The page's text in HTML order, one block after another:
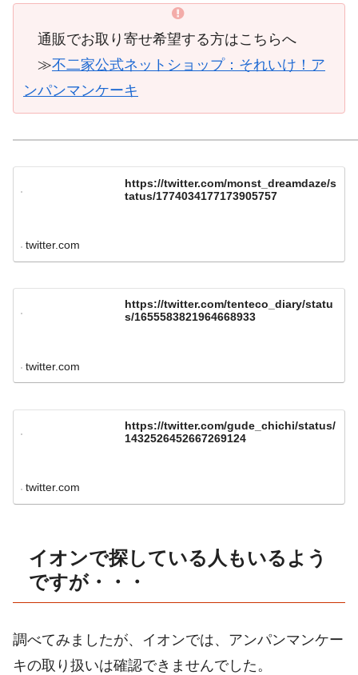
通販でお取り寄せ希望する方はこちらへ
≫不二家公式ネットショップ：それいけ！ア
ンパンマンケーキ
https://twitter.com/monst_dreamdaze/s
tatus/1774034177173905757
twitter.com
https://twitter.com/tenteco_diary/statu
s/1655583821964668933
twitter.com
https://twitter.com/gude_chichi/status/
1432526452667269124
twitter.com
イオンで探している人もいるよう
ですが・・・
調べてみましたが、イオンでは、アンパンマンケー
キの取り扱いは確認できませんでした。